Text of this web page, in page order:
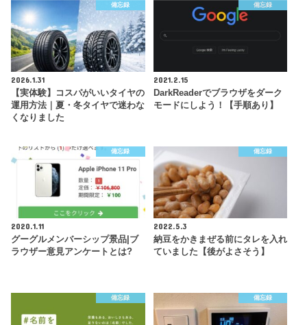
備忘録
2026.1.31
【実体験】コスパがいいタイヤの
運用方法｜夏・冬タイヤで迷わな
くなりました
備忘録
2021.2.15
DarkReaderでブラウザをダーク
モードにしよう！【手順あり】
備忘録
2020.1.11
グーグルメンバーシップ景品|ブ
ラウザー意見アンケートとは?
備忘録
2022.5.3
納豆をかきまぜる前にタレを入れ
ていました【後がよさそう】
備忘録 備忘録